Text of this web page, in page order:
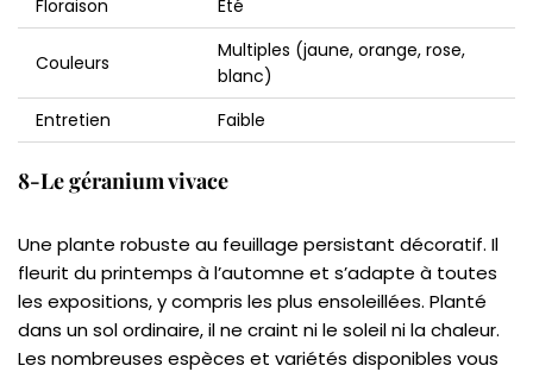
Floraison
Été
Couleurs
Multiples (jaune, orange, rose,
blanc)
Entretien
Faible
8-Le géranium vivace
Une plante robuste au feuillage persistant décoratif. Il
fleurit du printemps à l’automne et s’adapte à toutes
les expositions, y compris les plus ensoleillées. Planté
dans un sol ordinaire, il ne craint ni le soleil ni la chaleur.
Les nombreuses espèces et variétés disponibles vous